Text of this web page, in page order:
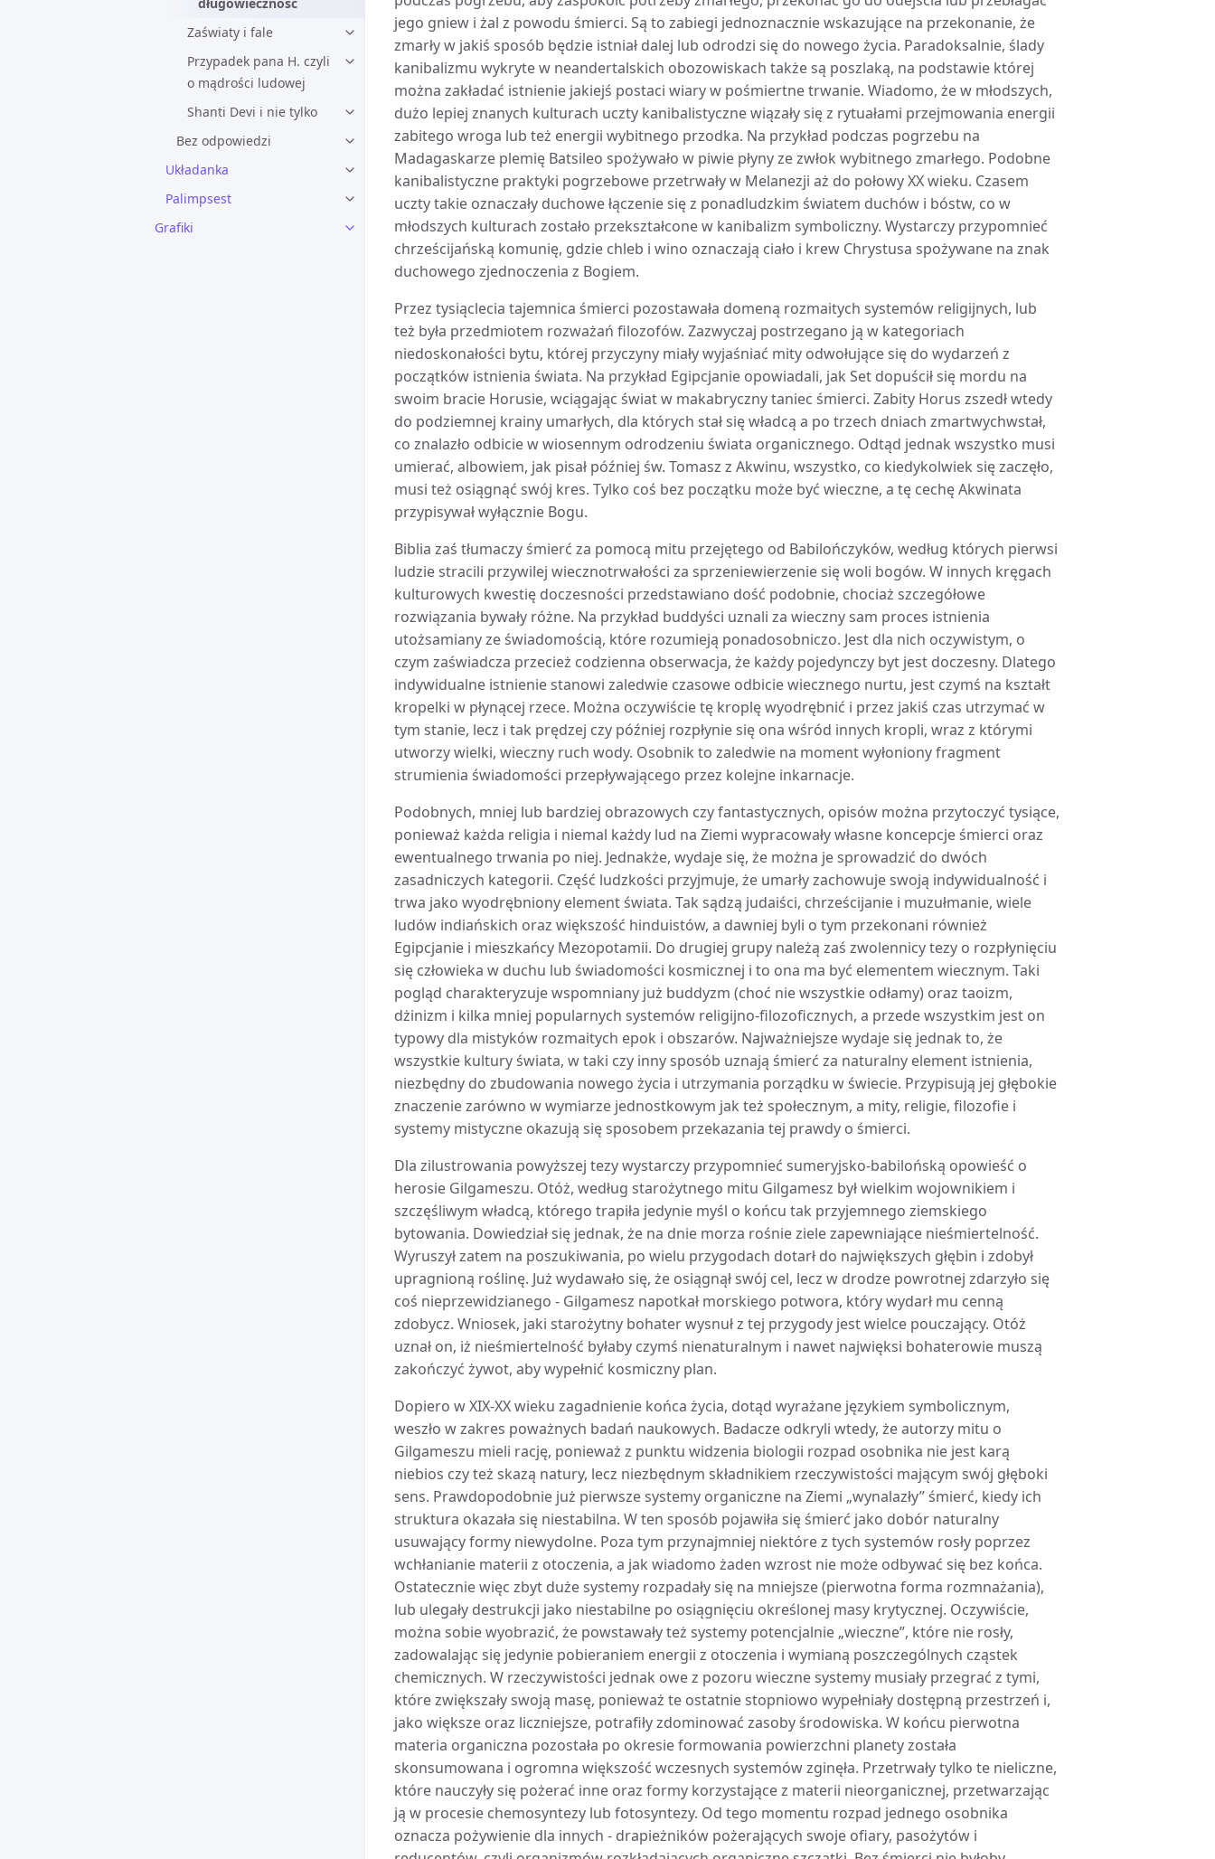
Zaświaty i fale
Przypadek pana H. czyli
o mądrości ludowej
Shanti Devi i nie tylko
Bez odpowiedzi
Układanka
Palimpsest
Grafiki
jego gniew i żal z powodu śmierci. Są to zabiegi jednoznacznie wskazujące na przekonanie, że
zmarły w jakiś sposób będzie istniał dalej lub odrodzi się do nowego życia. Paradoksalnie, ślady
kanibalizmu wykryte w neandertalskich obozowiskach także są poszlaką, na podstawie której
można zakładać istnienie jakiejś postaci wiary w pośmiertne trwanie. Wiadomo, że w młodszych,
dużo lepiej znanych kulturach uczty kanibalistyczne wiązały się z rytuałami przejmowania energii
zabitego wroga lub też energii wybitnego przodka. Na przykład podczas pogrzebu na
Madagaskarze plemię Batsileo spożywało w piwie płyny ze zwłok wybitnego zmarłego. Podobne
kanibalistyczne praktyki pogrzebowe przetrwały w Melanezji aż do połowy XX wieku. Czasem
uczty takie oznaczały duchowe łączenie się z ponadludzkim światem duchów i bóstw, co w
młodszych kulturach zostało przekształcone w kanibalizm symboliczny. Wystarczy przypomnieć
chrześcijańską komunię, gdzie chleb i wino oznaczają ciało i krew Chrystusa spożywane na znak
duchowego zjednoczenia z Bogiem.
Przez tysiąclecia tajemnica śmierci pozostawała domeną rozmaitych systemów religijnych, lub
też była przedmiotem rozważań filozofów. Zazwyczaj postrzegano ją w kategoriach
niedoskonałości bytu, której przyczyny miały wyjaśniać mity odwołujące się do wydarzeń z
początków istnienia świata. Na przykład Egipcjanie opowiadali, jak Set dopuścił się mordu na
swoim bracie Horusie, wciągając świat w makabryczny taniec śmierci. Zabity Horus zszedł wtedy
do podziemnej krainy umarłych, dla których stał się władcą a po trzech dniach zmartwychwstał,
co znalazło odbicie w wiosennym odrodzeniu świata organicznego. Odtąd jednak wszystko musi
umierać, albowiem, jak pisał później św. Tomasz z Akwinu, wszystko, co kiedykolwiek się zaczęło,
musi też osiągnąć swój kres. Tylko coś bez początku może być wieczne, a tę cechę Akwinata
przypisywał wyłącznie Bogu.
Biblia zaś tłumaczy śmierć za pomocą mitu przejętego od Babilończyków, według których pierwsi
ludzie stracili przywilej wiecznotrwałości za sprzeniewierzenie się woli bogów. W innych kręgach
kulturowych kwestię doczesności przedstawiano dość podobnie, chociaż szczegółowe
rozwiązania bywały różne. Na przykład buddyści uznali za wieczny sam proces istnienia
utożsamiany ze świadomością, które rozumieją ponadosobniczo. Jest dla nich oczywistym, o
czym zaświadcza przecież codzienna obserwacja, że każdy pojedynczy byt jest doczesny. Dlatego
indywidualne istnienie stanowi zaledwie czasowe odbicie wiecznego nurtu, jest czymś na kształt
kropelki w płynącej rzece. Można oczywiście tę kroplę wyodrębnić i przez jakiś czas utrzymać w
tym stanie, lecz i tak prędzej czy później rozpłynie się ona wśród innych kropli, wraz z którymi
utworzy wielki, wieczny ruch wody. Osobnik to zaledwie na moment wyłoniony fragment
strumienia świadomości przepływającego przez kolejne inkarnacje.
Podobnych, mniej lub bardziej obrazowych czy fantastycznych, opisów można przytoczyć tysiące,
ponieważ każda religia i niemal każdy lud na Ziemi wypracowały własne koncepcje śmierci oraz
ewentualnego trwania po niej. Jednakże, wydaje się, że można je sprowadzić do dwóch
zasadniczych kategorii. Część ludzkości przyjmuje, że umarły zachowuje swoją indywidualność i
trwa jako wyodrębniony element świata. Tak sądzą judaiści, chrześcijanie i muzułmanie, wiele
ludów indiańskich oraz większość hinduistów, a dawniej byli o tym przekonani również
Egipcjanie i mieszkańcy Mezopotamii. Do drugiej grupy należą zaś zwolennicy tezy o rozpłynięciu
się człowieka w duchu lub świadomości kosmicznej i to ona ma być elementem wiecznym. Taki
pogląd charakteryzuje wspomniany już buddyzm (choć nie wszystkie odłamy) oraz taoizm,
dżinizm i kilka mniej popularnych systemów religijno-filozoficznych, a przede wszystkim jest on
typowy dla mistyków rozmaitych epok i obszarów. Najważniejsze wydaje się jednak to, że
wszystkie kultury świata, w taki czy inny sposób uznają śmierć za naturalny element istnienia,
niezbędny do zbudowania nowego życia i utrzymania porządku w świecie. Przypisują jej głębokie
znaczenie zarówno w wymiarze jednostkowym jak też społecznym, a mity, religie, filozofie i
systemy mistyczne okazują się sposobem przekazania tej prawdy o śmierci.
Dla zilustrowania powyższej tezy wystarczy przypomnieć sumeryjsko-babilońską opowieść o
herosie Gilgameszu. Otóż, według starożytnego mitu Gilgamesz był wielkim wojownikiem i
szczęśliwym władcą, którego trapiła jedynie myśl o końcu tak przyjemnego ziemskiego
bytowania. Dowiedział się jednak, że na dnie morza rośnie ziele zapewniające nieśmiertelność.
Wyruszył zatem na poszukiwania, po wielu przygodach dotarł do największych głębin i zdobył
upragnioną roślinę. Już wydawało się, że osiągnął swój cel, lecz w drodze powrotnej zdarzyło się
coś nieprzewidzianego - Gilgamesz napotkał morskiego potwora, który wydarł mu cenną
zdobycz. Wniosek, jaki starożytny bohater wysnuł z tej przygody jest wielce pouczający. Otóż
uznał on, iż nieśmiertelność byłaby czymś nienaturalnym i nawet najwięksi bohaterowie muszą
zakończyć żywot, aby wypełnić kosmiczny plan.
Dopiero w XIX-XX wieku zagadnienie końca życia, dotąd wyrażane językiem symbolicznym,
weszło w zakres poważnych badań naukowych. Badacze odkryli wtedy, że autorzy mitu o
Gilgameszu mieli rację, ponieważ z punktu widzenia biologii rozpad osobnika nie jest karą
niebios czy też skazą natury, lecz niezbędnym składnikiem rzeczywistości mającym swój głęboki
sens. Prawdopodobnie już pierwsze systemy organiczne na Ziemi „wynalazły” śmierć, kiedy ich
struktura okazała się niestabilna. W ten sposób pojawiła się śmierć jako dobór naturalny
usuwający formy niewydolne. Poza tym przynajmniej niektóre z tych systemów rosły poprzez
wchłanianie materii z otoczenia, a jak wiadomo żaden wzrost nie może odbywać się bez końca.
Ostatecznie więc zbyt duże systemy rozpadały się na mniejsze (pierwotna forma rozmnażania),
lub ulegały destrukcji jako niestabilne po osiągnięciu określonej masy krytycznej. Oczywiście,
można sobie wyobrazić, że powstawały też systemy potencjalnie „wieczne”, które nie rosły,
zadowalając się jedynie pobieraniem energii z otoczenia i wymianą poszczególnych cząstek
chemicznych. W rzeczywistości jednak owe z pozoru wieczne systemy musiały przegrać z tymi,
które zwiększały swoją masę, ponieważ te ostatnie stopniowo wypełniały dostępną przestrzeń i,
jako większe oraz liczniejsze, potrafiły zdominować zasoby środowiska. W końcu pierwotna
materia organiczna pozostała po okresie formowania powierzchni planety została
skonsumowana i ogromna większość wczesnych systemów zginęła. Przetrwały tylko te nieliczne,
które nauczyły się pożerać inne oraz formy korzystające z materii nieorganicznej, przetwarzając
ją w procesie chemosyntezy lub fotosyntezy. Od tego momentu rozpad jednego osobnika
oznacza pożywienie dla innych - drapieżników pożerających swoje ofiary, pasożytów i